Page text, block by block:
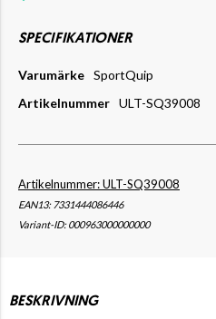
SPECIFIKATIONER
Varumärke SportQuip
Artikelnummer ULT-SQ39008
Artikelnummer: ULT-SQ39008
EAN13: 7331444086446
Variant-ID: 000963000000000
BESKRIVNING